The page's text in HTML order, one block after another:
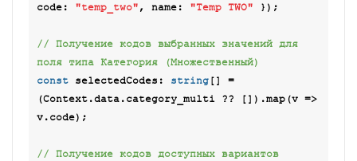
code: "temp_two", name: "Temp TWO" });
// Получение кодов выбранных значений для
поля типа Категория (Множественный)
const selectedCodes: string[] =
(Context.data.category_multi ?? []).map(v =>
v.code);
// Получение кодов доступных вариантов